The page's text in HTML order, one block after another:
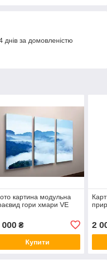
за домовленістю
картина модульна
гори хмари VE
000₴
Купити
2